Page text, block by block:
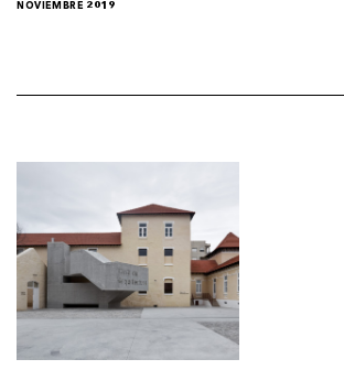
NOVIEMBRE 2019